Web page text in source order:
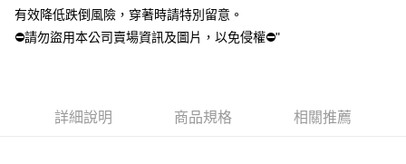
任。
４．使用「AFTEE先享後付」時，將依據個別帳號之用戶狀況，依本公司即
時審查核予不同之上限額度；若仍有額度不足之情形，本公司將視審查結果
每筆NT$100，滿NT$699(含以上)免運費
有效降低跌倒風險，穿著時請特別留意。
⛔請勿盜用本公司賣場資訊及圖片，以免侵權⛔"
詳細說明 商品規格 相關推薦